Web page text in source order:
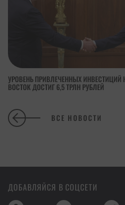
УРОВЕНЬ ПРИВЛЕЧЕННЫХ ИНВЕСТИЦИЙ
ВОСТОК ДОСТИГ 6,5 ТРЛН РУБЛЕЙ
ВСЕ НОВОСТИ
ДОБАВЛЯЙСЯ В СОЦСЕТИ